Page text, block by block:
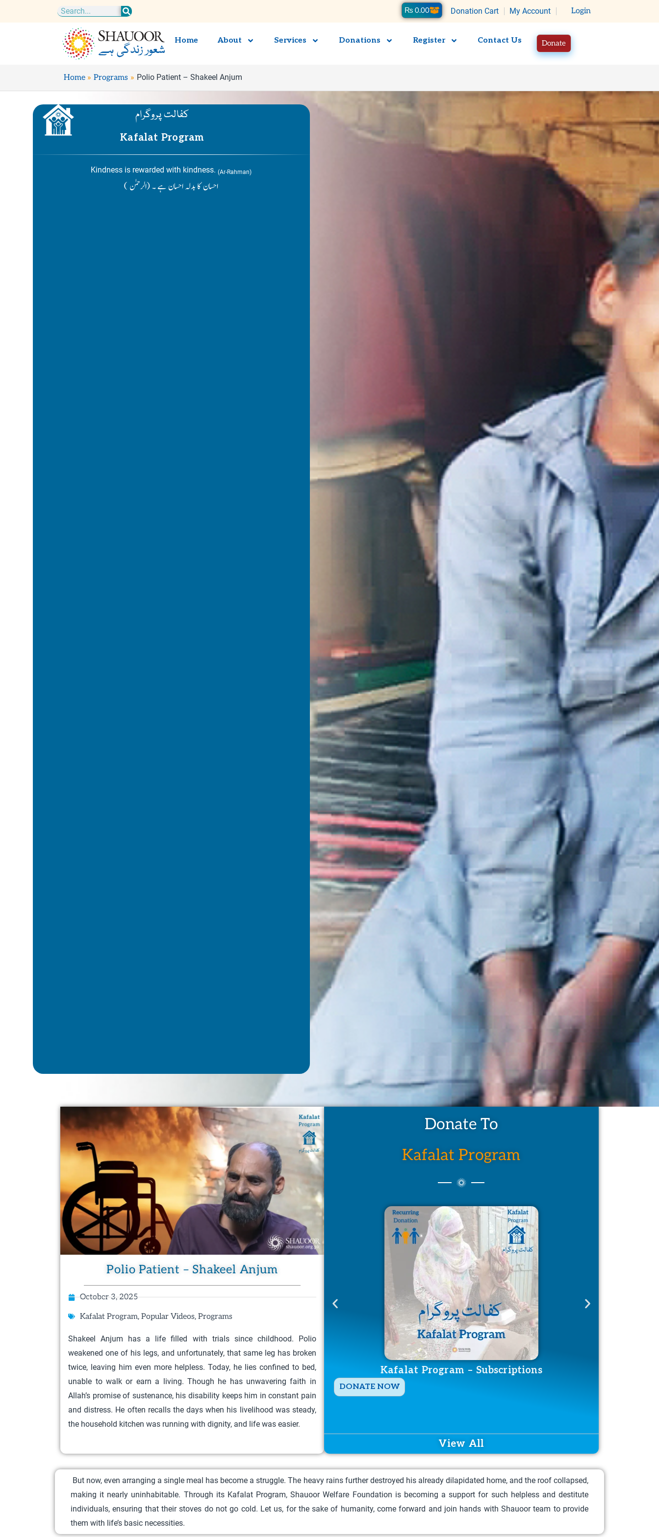
Search Donation Cart My Account Login
₨ 0.00Cart
Home About Services Donations Register Contact Us Donate
Home Programs Polio Patient – Shakeel Anjum
کفالت پروگرام
Kafalat Program
Kindness is rewarded with kindness.(Ar-Rahman)
( احسان کا بدلہ احسان ہے ۔ (الرحمٰن
Polio Patient – Shakeel Anjum
October 3, 2025
Kafalat Program,Popular Videos,Programs
Shakeel Anjum has a life filled with trials since childhood. Polio
weakened one of his legs, and unfortunately, that same leg has broken
twice, leaving him even more helpless. Today, he lies confined to bed,
unable to walk or earn a living. Though he has unwavering faith in
Allah’s promise of sustenance, his disability keeps him in constant pain
and distress. He often recalls the days when his livelihood was steady,
the household kitchen was running with dignity, and life was easier.
Donate To
Kafalat Program
Kafalat Program – Subscriptions
DONATE NOW T
r
o
d
u
c
View All
But now, even arranging a single meal has become a struggle. The heavy rains further destroyed his already dilapidated home, and the roof collapsed,
making it nearly uninhabitable. Through its Kafalat Program, Shauoor Welfare Foundation is becoming a support for such helpless and destitute
individuals, ensuring that their stoves do not go cold. Let us, for the sake of humanity, come forward and join hands with Shauoor team to provide
them with life’s basic necessities.